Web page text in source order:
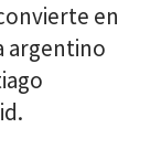
en
argentino